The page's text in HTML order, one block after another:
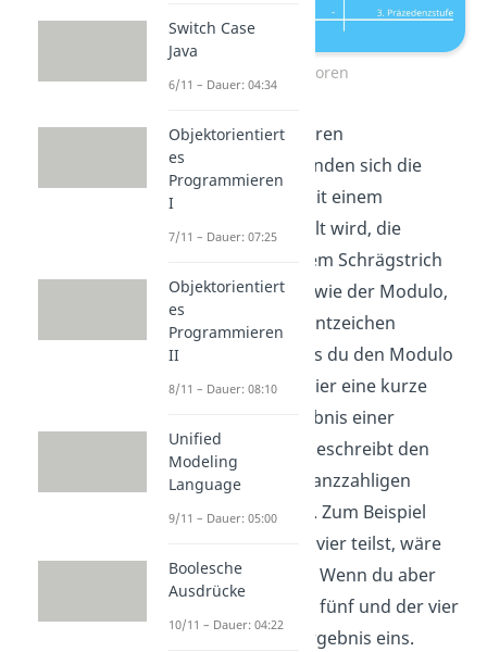
Operatoren
Auf der nächst höheren
Präzedenzstufe befinden sich die
Multiplikation, die mit einem
Sternchen dargestellt wird, die
Division, die mit einem Schrägstrich
symbolisiert wird sowie der Modulo,
der mit einem Prozentzeichen
dargestellt wird. Falls du den Modulo
noch nicht kennst, hier eine kurze
Erklärung: Das Ergebnis einer
Modulo-Rechnung beschreibt den
Rest, der bei einer ganzzahligen
Division übrig bleibt. Zum Beispiel
wenn du fünf durch vier teilst, wäre
das Ergebnis ja 1,25. Wenn du aber
den Modulo von der fünf und der vier
nimmst, wäre das Ergebnis eins.
Switch Case
Java
6/11 – Dauer: 04:34
Objektorientiert
es
Programmieren
I
7/11 – Dauer: 07:25
Objektorientiert
es
Programmieren
II
8/11 – Dauer: 08:10
Unified
Modeling
Language
9/11 – Dauer: 05:00
Boolesche
Ausdrücke
10/11 – Dauer: 04:22